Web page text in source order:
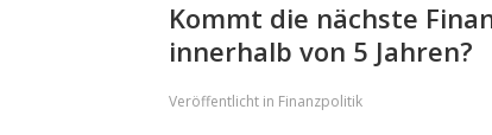
Kommt die nächste
innerhalb von 5 Jahren?
Veröffentlicht in Finanzpolitik